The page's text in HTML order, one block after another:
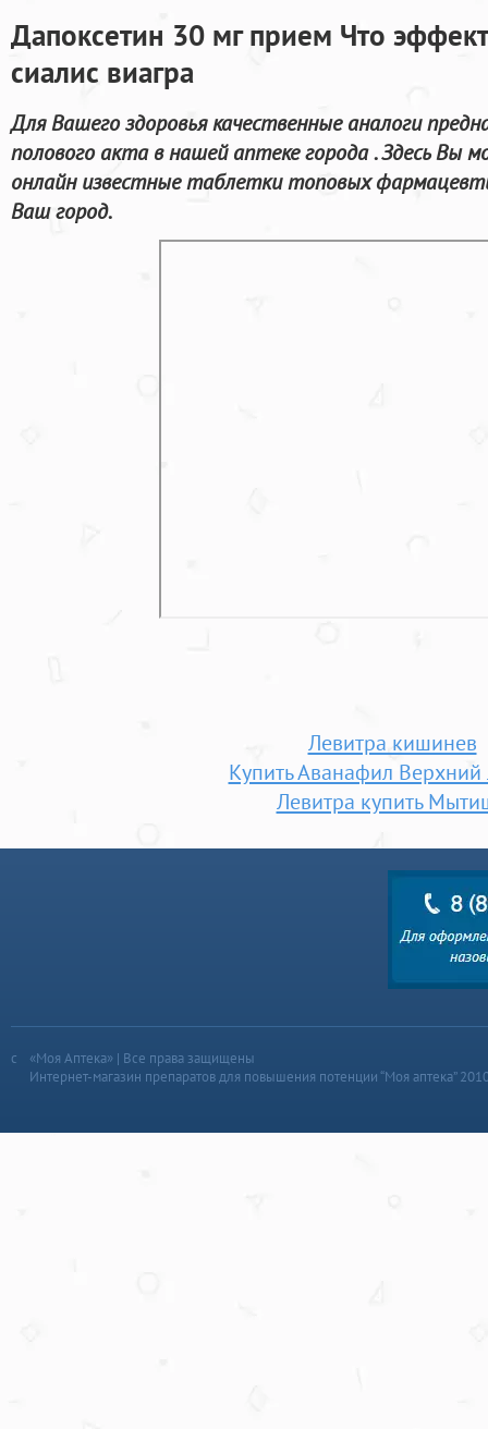
Дапоксетин 30 мг прием Что
сиалис виагра
Для Вашего здоровья качественные аналоги
полового акта в нашей аптеке города . Здесь Вы
онлайн известные таблетки топовых
Ваш город.
Левитра кишинев
Купить Аванафил
Левитра купить
«Моя Аптека» | Все права защищены
Интернет-магазин препаратов для повышения потенции “Моя аптека”